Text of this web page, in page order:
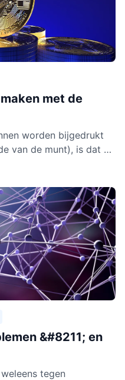
met de
worden bijgedrukt
van de munt), is dat bij
dit nu eigenlijk p
&#8211; en
tegen